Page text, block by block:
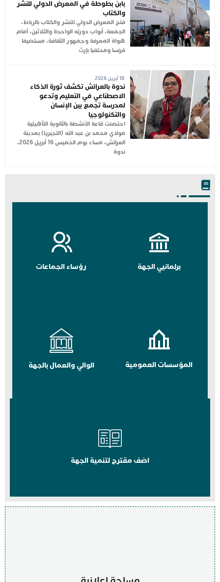
بابن بطوطة في المعرض الدولي للنشر
والكتاب
فتح المعرض الدولي للنشر والكتاب بالرباط،
الجمعة، أبواب دورته الواحدة والثلاثين، أمام
هواة المعرفة وجمهور الثقافة، مستضيفا
فرنسا ومحتفيا بإرث
18 أبريل 2026
ندوة بالعرائش تكشف ثورة الذكاء
الاصطناعي في التعليم وتدعو
لمدرسة تجمع بين الإنسان
والتكنولوجيا
احتضنت قاعة الأنشطة بالثانوية التأهيلية
مولاي محمد بن عبد الله (التجيريا) بمدينة
العرائش، مساء يوم الخميس 16 أبريل 2026،
ندوة
برلمانيي الجهة رؤساء الجماعات
المؤسسات العمومية الوالي والعمال بالجهة
اضف مقترح لتنمية الجهة